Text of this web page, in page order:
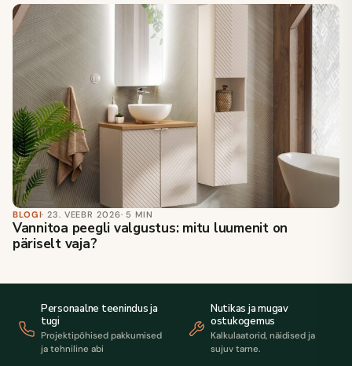
BLOGI· 23. VEEBR 2026· 5 MIN
Vannitoa peegli valgustus: mitu luumenit on
päriselt vaja?
Personaalne teenindus ja
tugi
Projektipõhised pakkumised
ja tehniline abi
Nutikas ja mugav
ostukogemus
Kalkulaatorid, näidised ja
sujuv tarne.